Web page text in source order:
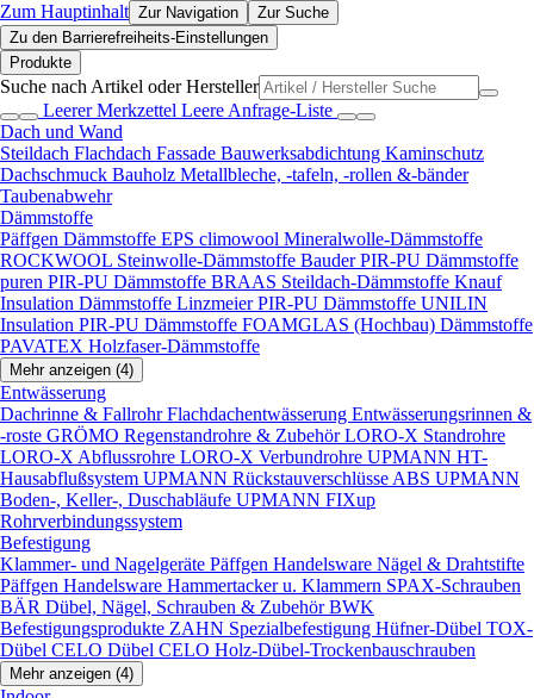
Zum Hauptinhalt Zur Navigation
Zur Suche
Zu den Barrierefreiheits-Einstellungen
Produkte
Suche nach Artikel oder Hersteller
Leerer Merkzettel Leere Anfrage-Liste
Dach und Wand
Steildach Flachdach Fassade Bauwerksabdichtung Kaminschutz
Dachschmuck Bauholz Metallbleche, -tafeln, -rollen &-bänder
Taubenabwehr
Dämmstoffe
Päffgen Dämmstoffe EPS climowool Mineralwolle-Dämmstoffe
ROCKWOOL Steinwolle-Dämmstoffe Bauder PIR-PU Dämmstoffe
puren PIR-PU Dämmstoffe BRAAS Steildach-Dämmstoffe Knauf
Insulation Dämmstoffe Linzmeier PIR-PU Dämmstoffe UNILIN
Insulation PIR-PU Dämmstoffe FOAMGLAS (Hochbau) Dämmstoffe
PAVATEX Holzfaser-Dämmstoffe
Mehr anzeigen (4)
Entwässerung
Dachrinne & FallrohrFlachdachentwässerung Entwässerungsrinnen &
-roste GRÖMO Regenstandrohre & ZubehörLORO-X Standrohre
LORO-X Abflussrohre LORO-X Verbundrohre UPMANN HT-
Hausabflußsystem UPMANN Rückstauverschlüsse ABS UPMANN
Boden-, Keller-, Duschabläufe UPMANN FIXup
Rohrverbindungssystem
Befestigung
Klammer- und Nagelgeräte Päffgen Handelsware Nägel & Drahtstifte
Päffgen Handelsware Hammertacker u. Klammern SPAX-Schrauben
BÄR Dübel, Nägel, Schrauben & ZubehörBWK
Befestigungsprodukte ZAHN Spezialbefestigung Hüfner-Dübel TOX-
Dübel CELO Dübel CELO Holz-Dübel-Trockenbauschrauben
Mehr anzeigen (4)